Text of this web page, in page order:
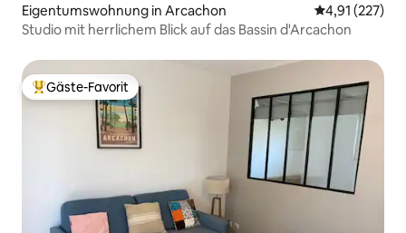
Eigentumswohnung in Arcachon
4,91 (227)
Studio mit herrlichem Blick auf das Bassin d'Arcachon
Beliebter Gäste-Favorit.
Gäste-Favorit